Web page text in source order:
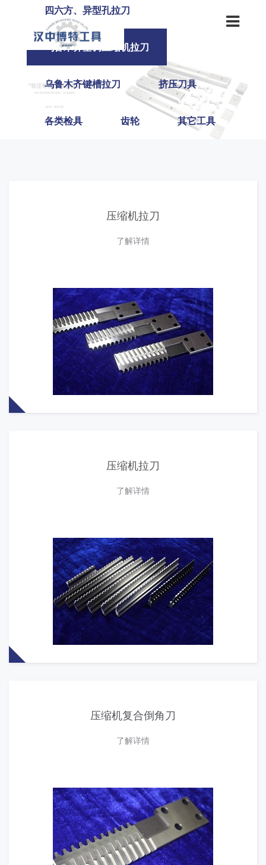
四六方、异型孔拉刀
乌鲁木齐空调压缩机拉刀
乌鲁木齐键槽拉刀 挤压刀具
各类检具 齿轮 其它工具
压缩机拉刀
了解详情
压缩机拉刀
了解详情
压缩机复合倒角刀
了解详情